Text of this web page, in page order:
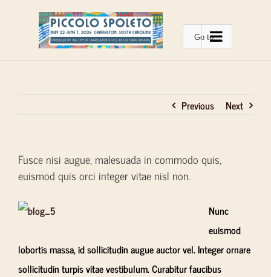
Go to...
Previous Next
Fusce nisi augue, malesuada in commodo quis,
euismod quis orci integer vitae nisl non.
Nunc
euismod
lobortis massa, id sollicitudin augue auctor vel. Integer ornare
sollicitudin turpis vitae vestibulum. Curabitur faucibus